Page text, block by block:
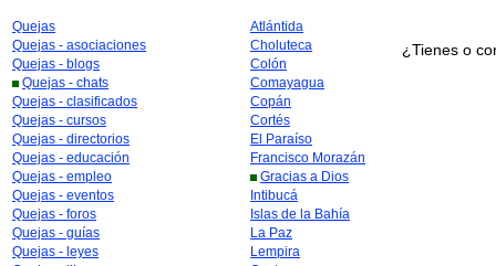
Quejas
Quejas - asociaciones
Quejas - blogs
Quejas - chats
Quejas - clasificados
Quejas - cursos
Quejas - directorios
Quejas - educación
Quejas - empleo
Quejas - eventos
Quejas - foros
Quejas - guías
Quejas - leyes
Atlántida
Choluteca
Colón
Comayagua
Copán
Cortés
El Paraíso
Francisco Morazán
Gracias a Dios
Intibucá
Islas de la Bahía
La Paz
Lempira
¿Tienes o